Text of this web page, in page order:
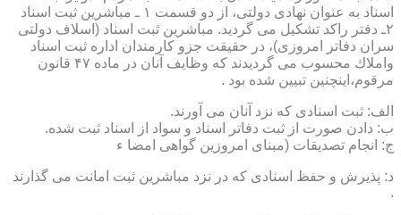
اسناد به عنوان نهادی دولتی، از دو قسمت ۱ ـ مباشرین ثبت اسناد
۲ـ دفتر راكد تشكیل می گردید. مباشرین ثبت اسناد (اسلاف دولتی
سران دفاتر امروزی)، در حقیقت جزو كارمندان اداره ثبت اسناد
واملاك محسوب می گردیدند كه وظایف آنان در ماده ۴۷ قانون
مرقوم،اینچنین تبیین شده بود .
الف: ثبت اسنادی كه نزد آنان می آورند.
ب: دادن صورت از ثبت دفاتر اسناد و سواد از اسناد ثبت شده.
ج: انجام تصدیقات (مبنای امروزین گواهی امضا ء
د: پذیرش و حفظ اسنادی كه در نزد مباشرین ثبت امانت می گذارند
.